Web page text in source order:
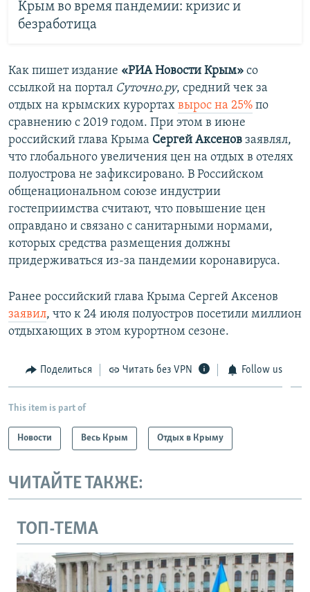
Крым во время пандемии: кризис и
безработица
Как пишет издание «РИА Новости Крым» со
ссылкой на портал Суточно.ру, средний чек за
отдых на крымских курортах вырос на 25% по
сравнению с 2019 годом. При этом в июне
российский глава Крыма​ Сергей Аксенов заявлял,
что глобального увеличения цен на отдых в отелях
полуострова не зафиксировано. В Российском
общенациональном союзе индустрии
гостеприимства считают, что повышение цен
оправдано и связано с санитарными нормами,
которых средства размещения должны
придерживаться из-за пандемии коронавируса.
Ранее российский глава Крыма Сергей Аксенов
заявил, что к 24 июля полуостров посетили миллион
отдыхающих в этом курортном сезоне.
Поделиться Читать без VPN Follow us
This item is part of
Новости Весь Крым Отдых в Крыму
ЧИТАЙТЕ ТАКЖЕ:
ТОП-ТЕМА